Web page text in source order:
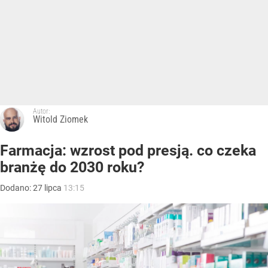
Autor:
Witold Ziomek
Farmacja: wzrost pod presją. co czeka
branżę do 2030 roku?
Dodano:27 lipca 13:15